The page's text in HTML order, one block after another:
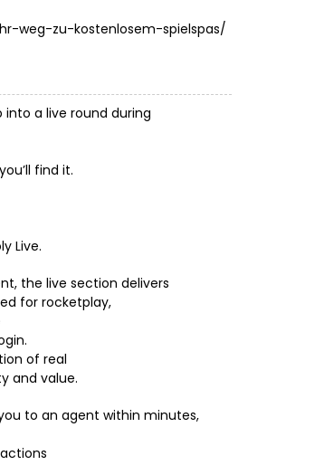
weg-zu-kostenlosem-spielspas/
a live round during
find it.
Live.
the live section delivers
for rocketplay,
of real
and value.
to an agent within minutes,